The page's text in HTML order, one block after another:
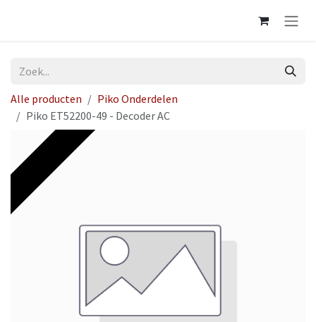
Alle producten
Piko Onderdelen
Piko ET52200-49 - Decoder AC
Op voorraad